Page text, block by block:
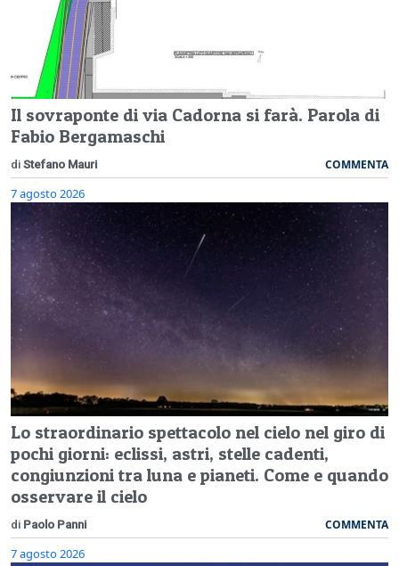
Il sovraponte di via Cadorna si farà. Parola di
Fabio Bergamaschi
di Stefano Mauri COMMENTA
7 agosto 2026
Lo straordinario spettacolo nel cielo nel giro di
pochi giorni: eclissi, astri, stelle cadenti,
congiunzioni tra luna e pianeti. Come e quando
osservare il cielo
di Paolo Panni COMMENTA
7 agosto 2026